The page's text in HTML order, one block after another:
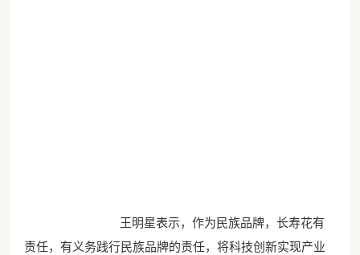
王明星表示，作为民族品牌，长寿花有
责任，有义务践行民族品牌的责任，将科技创新实现产业